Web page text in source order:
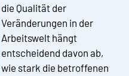
die Qualität der
Veränderungen in der
Arbeitswelt hängt
entscheidend davon ab,
wie stark die betroffenen